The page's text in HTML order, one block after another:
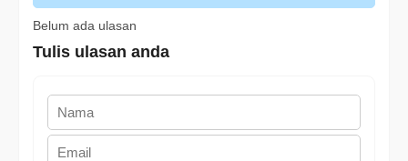
Belum ada ulasan
Tulis ulasan anda